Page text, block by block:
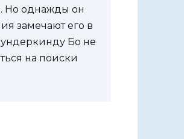
Но однажды он
замечают его в
Бо не
на поиски